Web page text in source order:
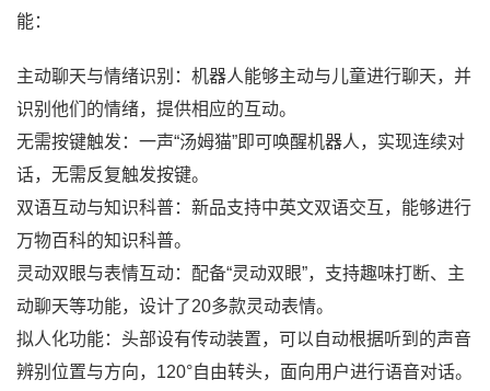
能：
主动聊天与情绪识别：机器人能够主动与儿童进行聊天，并
识别他们的情绪，提供相应的互动。
无需按键触发：一声“汤姆猫”即可唤醒机器人，实现连续对
话，无需反复触发按键。
双语互动与知识科普：新品支持中英文双语交互，能够进行
万物百科的知识科普。
灵动双眼与表情互动：配备“灵动双眼”，支持趣味打断、主
动聊天等功能，设计了20多款灵动表情。
拟人化功能：头部设有传动装置，可以自动根据听到的声音
辨别位置与方向，120°自由转头，面向用户进行语音对话。